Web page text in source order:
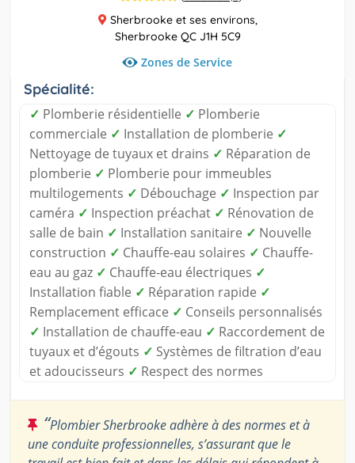
Sherbrooke et ses environs,
Sherbrooke QC J1H 5C9
Zones de Service
Spécialité:
✓ Plomberie résidentielle ✓ Plomberie
commerciale ✓ Installation de plomberie ✓
Nettoyage de tuyaux et drains ✓ Réparation de
plomberie ✓ Plomberie pour immeubles
multilogements ✓ Débouchage ✓ Inspection par
caméra ✓ Inspection préachat ✓ Rénovation de
salle de bain ✓ Installation sanitaire ✓ Nouvelle
construction ✓ Chauffe-eau solaires ✓ Chauffe-
eau au gaz ✓ Chauffe-eau électriques ✓
Installation fiable ✓ Réparation rapide ✓
Remplacement efficace ✓ Conseils personnalisés
✓ Installation de chauffe-eau ✓ Raccordement de
tuyaux et d’égouts ✓ Systèmes de filtration d’eau
et adoucisseurs ✓ Respect des normes
“Plombier Sherbrooke adhère à des normes et à
une conduite professionnelles, s’assurant que le